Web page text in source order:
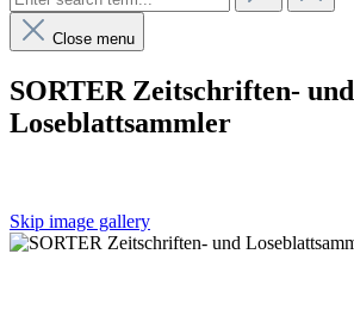
Close menu
SORTER Zeitschriften- und
Loseblattsammler
Skip image gallery